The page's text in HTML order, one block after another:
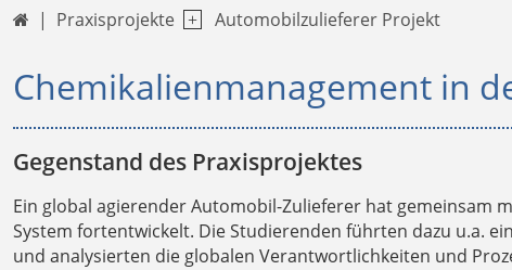
 Praxisprojekte Automobilzulieferer Projekt
Chemikalienmanagement in
Gegenstand des Praxisprojektes
Ein global agierender Automobil-Zulieferer hat gemeinsam
System fortentwickelt. Die Studierenden führten dazu u.a.
und analysierten die globalen Verantwortlichkeiten und